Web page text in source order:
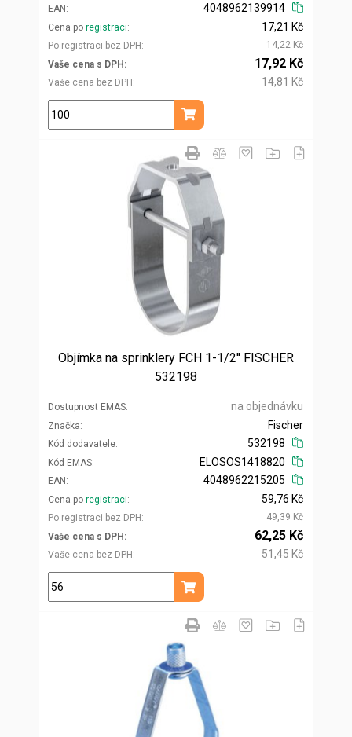
EAN
4048962139914
Cena po registraci
Po registraci bez DPH
17,21 Kč
14,22 Kč
Vaše cena s DPH
Vaše cena bez DPH
17,92 Kč
14,81 Kč
ks
Přidat do košíku
Objímka na sprinklery FCH 1-1/2'' FISCHER
532198
Dostupnost EMAS na objednávku
Značka
Kód dodavatele
Fischer
532198
Kód EMAS
EAN
ELOSOS1418820
4048962215205
Cena po registraci
Po registraci bez DPH
59,76 Kč
49,39 Kč
Vaše cena s DPH
Vaše cena bez DPH
62,25 Kč
51,45 Kč
ks
Přidat do košíku